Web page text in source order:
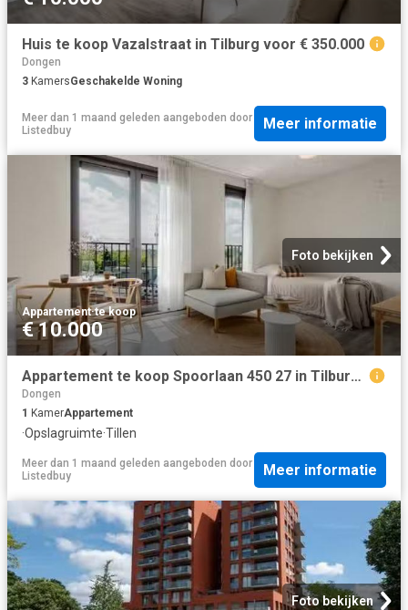
Huis te koop Vazalstraat in Tilburg voor € 350.000
Dongen
3 KamersGeschakelde Woning
Meer dan 1 maand geleden aangeboden door
Listedbuy
Meer informatie
Foto bekijken
Appartement·te koop
€ 10.000
Appartement te koop Spoorlaan 450 27 in Tilburg voor € 187.000
Dongen
1 KamerAppartement
·Opslagruimte·Tillen
Meer dan 1 maand geleden aangeboden door
Listedbuy
Meer informatie
Foto bekijken